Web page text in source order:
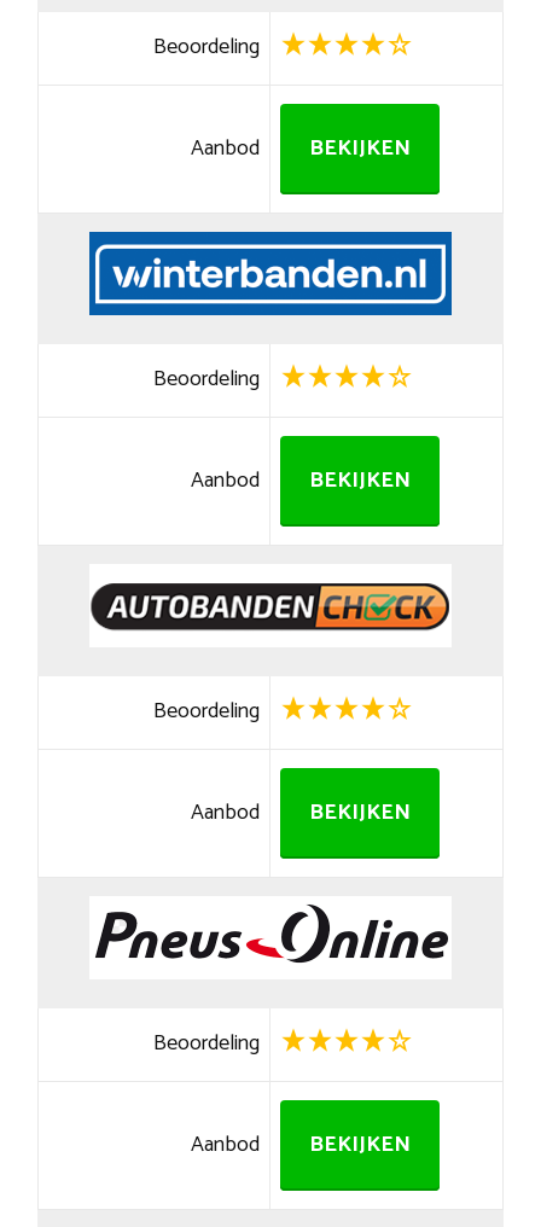
Beoordeling
Aanbod BEKIJKEN
Beoordeling
Aanbod BEKIJKEN
Beoordeling
Aanbod BEKIJKEN
Beoordeling
Aanbod BEKIJKEN